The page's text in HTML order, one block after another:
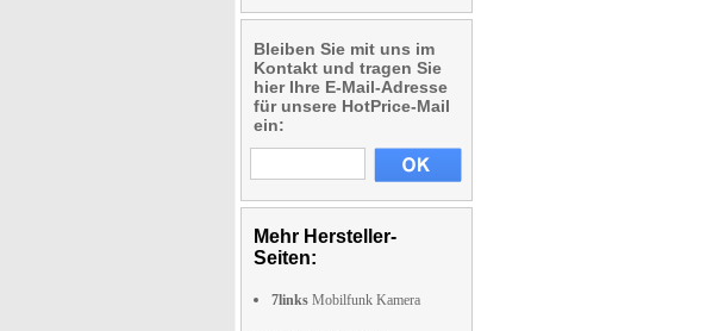
Bleiben Sie mit uns im
Kontakt und tragen Sie
hier Ihre E-Mail-Adresse
für unsere HotPrice-Mail
ein:
Mehr Hersteller-
Seiten:
7links Mobilfunk Kamera